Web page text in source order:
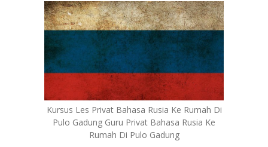
Kursus Les Privat Bahasa Rusia Ke Rumah Di
Pulo Gadung Guru Privat Bahasa Rusia Ke
Rumah Di Pulo Gadung